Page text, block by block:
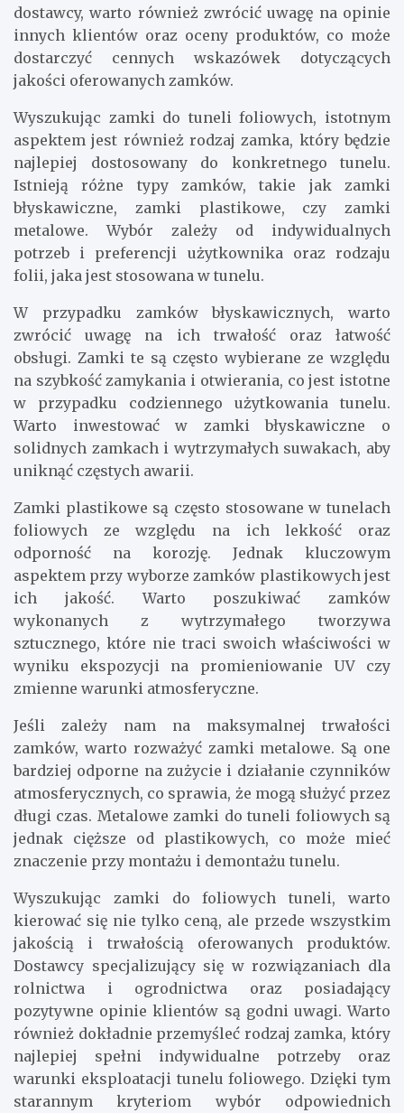
dostawcy, warto również zwrócić uwagę na opinie
innych klientów oraz oceny produktów, co może
dostarczyć cennych wskazówek dotyczących
jakości oferowanych zamków.
Wyszukując zamki do tuneli foliowych, istotnym
aspektem jest również rodzaj zamka, który będzie
najlepiej dostosowany do konkretnego tunelu.
Istnieją różne typy zamków, takie jak zamki
błyskawiczne, zamki plastikowe, czy zamki
metalowe. Wybór zależy od indywidualnych
potrzeb i preferencji użytkownika oraz rodzaju
folii, jaka jest stosowana w tunelu.
W przypadku zamków błyskawicznych, warto
zwrócić uwagę na ich trwałość oraz łatwość
obsługi. Zamki te są często wybierane ze względu
na szybkość zamykania i otwierania, co jest istotne
w przypadku codziennego użytkowania tunelu.
Warto inwestować w zamki błyskawiczne o
solidnych zamkach i wytrzymałych suwakach, aby
uniknąć częstych awarii.
Zamki plastikowe są często stosowane w tunelach
foliowych ze względu na ich lekkość oraz
odporność na korozję. Jednak kluczowym
aspektem przy wyborze zamków plastikowych jest
ich jakość. Warto poszukiwać zamków
wykonanych z wytrzymałego tworzywa
sztucznego, które nie traci swoich właściwości w
wyniku ekspozycji na promieniowanie UV czy
zmienne warunki atmosferyczne.
Jeśli zależy nam na maksymalnej trwałości
zamków, warto rozważyć zamki metalowe. Są one
bardziej odporne na zużycie i działanie czynników
atmosferycznych, co sprawia, że mogą służyć przez
długi czas. Metalowe zamki do tuneli foliowych są
jednak cięższe od plastikowych, co może mieć
znaczenie przy montażu i demontażu tunelu.
Wyszukując zamki do foliowych tuneli, warto
kierować się nie tylko ceną, ale przede wszystkim
jakością i trwałością oferowanych produktów.
Dostawcy specjalizujący się w rozwiązaniach dla
rolnictwa i ogrodnictwa oraz posiadający
pozytywne opinie klientów są godni uwagi. Warto
również dokładnie przemyśleć rodzaj zamka, który
najlepiej spełni indywidualne potrzeby oraz
warunki eksploatacji tunelu foliowego. Dzięki tym
starannym kryteriom wybór odpowiednich